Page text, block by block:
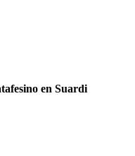
en Suardi